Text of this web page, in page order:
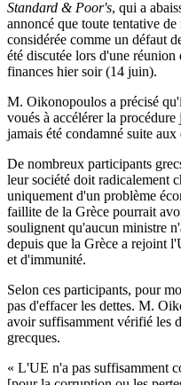
Standard & Poor's, qui a
annoncé que toute tentative
considérée comme un défaut
été discutée lors d'une réunion
finances hier soir (14 juin).
M. Oikonopoulos a précisé
voués à accélérer la
jamais été condamné suite
De nombreux participants
leur société doit radicalement
uniquement d'un problème
faillite de la Grèce pourrait
soulignent qu'aucun ministre
depuis que la Grèce a rejoint
et d'immunité.
Selon ces participants, pour
pas d'effacer les dettes. M.
avoir suffisamment vérifié les
grecques.
« L'UE n'a pas suffisamment